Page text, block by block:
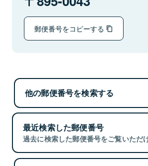
郵便番号をコピーする
他の郵便番号を検索する
最近検索した郵便番号
過去に検索した郵便番号をご覧いただ